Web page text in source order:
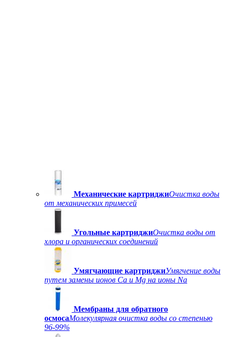
Механические картриджиОчистка воды
от механических примесей
Угольные картриджиОчистка воды от
хлора и органических соединений
Умягчающие картриджиУмягчение воды
путем замены ионов Ca и Mg на ионы Na
Мембраны для обратного
осмосаМолекулярная очистка воды со степенью
96-99%